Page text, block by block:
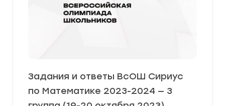
Задания и ответы ВсОШ Сириус
по Математике 2023-2024 — 3